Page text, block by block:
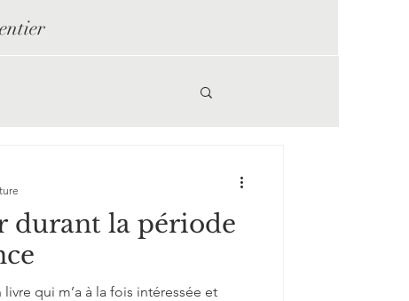
durant la période
qui m’a à la fois intéressée et